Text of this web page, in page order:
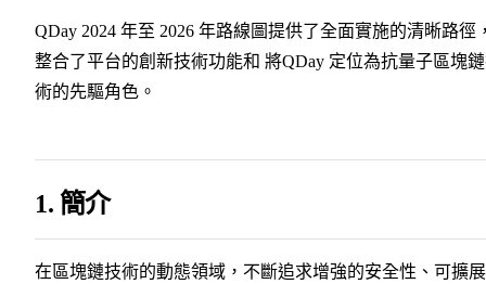
QDay 2024 年至 2026 年路線圖提供了全面實施的清晰路徑
整合了平台的創新技術功能和 將QDay 定位為抗量子區塊
術的先驅角色。
1. 簡介
在區塊鏈技術的動態領域，不斷追求增強的安全性、可擴